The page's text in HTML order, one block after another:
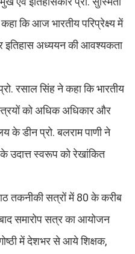
कि आज भारतीय परिप्रेक्ष्य में
इतिहास अध्ययन की आवश्यकता
रसाल सिंह ने कहा कि भारतीय
को अधिक अधिकार और
के डीन प्रो. बलराम पाणी ने
के उदात्त स्वरूप को रेखांकित
तकनीकी सत्रों में 80 के करीब
समारोप सत्र का आयोजन
में देशभर से आये शिक्षक,